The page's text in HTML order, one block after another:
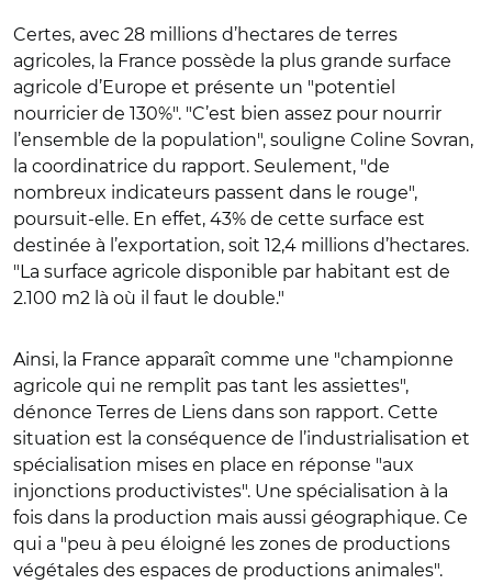
Certes, avec 28 millions d’hectares de terres
agricoles, la France possède la plus grande surface
agricole d’Europe et présente un "potentiel
nourricier de 130%". "C’est bien assez pour nourrir
l’ensemble de la population", souligne Coline Sovran,
la coordinatrice du rapport. Seulement, "de
nombreux indicateurs passent dans le rouge",
poursuit-elle. En effet, 43% de cette surface est
destinée à l’exportation, soit 12,4 millions d’hectares.
"La surface agricole disponible par habitant est de
2.100 m2 là où il faut le double."
Ainsi, la France apparaît comme une "championne
agricole qui ne remplit pas tant les assiettes",
dénonce Terres de Liens dans son rapport. Cette
situation est la conséquence de l’industrialisation et
spécialisation mises en place en réponse "aux
injonctions productivistes". Une spécialisation à la
fois dans la production mais aussi géographique. Ce
qui a "peu à peu éloigné les zones de productions
végétales des espaces de productions animales".